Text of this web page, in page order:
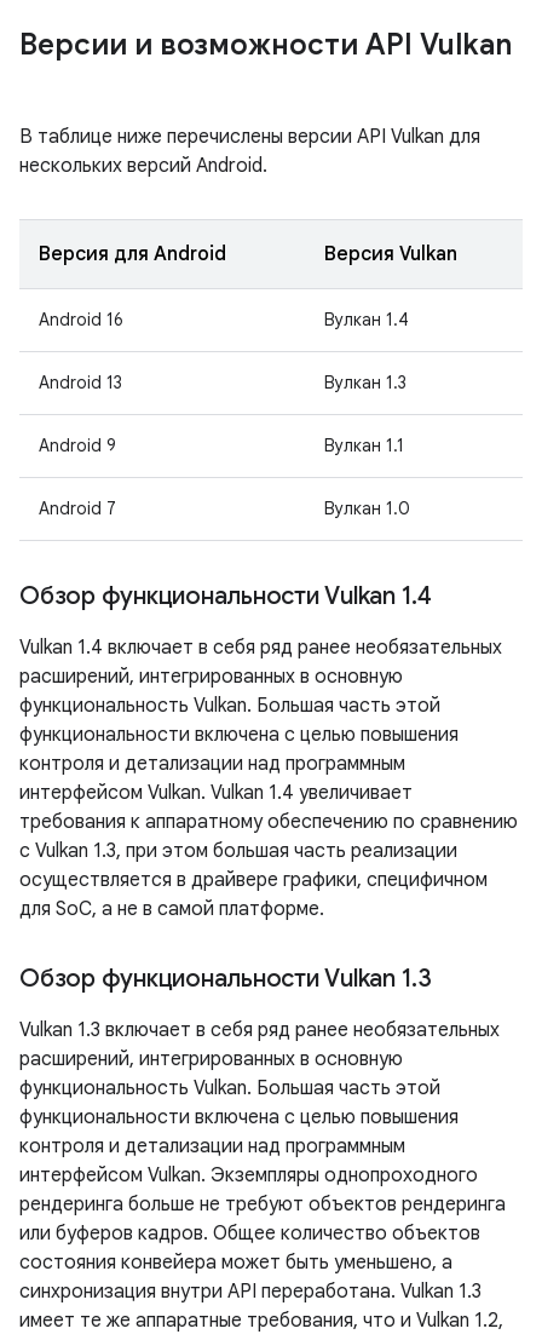
Версии и возможности API Vulkan
В таблице ниже перечислены версии API Vulkan для
нескольких версий Android.
Версия для Android Версия Vulkan
Android 16 Вулкан 1.4
Android 13 Вулкан 1.3
Android 9 Вулкан 1.1
Android 7 Вулкан 1.0
Обзор функциональности Vulkan 1.4
Vulkan 1.4 включает в себя ряд ранее необязательных
расширений, интегрированных в основную
функциональность Vulkan. Большая часть этой
функциональности включена с целью повышения
контроля и детализации над программным
интерфейсом Vulkan. Vulkan 1.4 увеличивает
требования к аппаратному обеспечению по сравнению
с Vulkan 1.3, при этом большая часть реализации
осуществляется в драйвере графики, специфичном
для SoC, а не в самой платформе.
Обзор функциональности Vulkan 1.3
Vulkan 1.3 включает в себя ряд ранее необязательных
расширений, интегрированных в основную
функциональность Vulkan. Большая часть этой
функциональности включена с целью повышения
контроля и детализации над программным
интерфейсом Vulkan. Экземпляры однопроходного
рендеринга больше не требуют объектов рендеринга
или буферов кадров. Общее количество объектов
состояния конвейера может быть уменьшено, а
синхронизация внутри API переработана. Vulkan 1.3
имеет те же аппаратные требования, что и Vulkan 1.2,